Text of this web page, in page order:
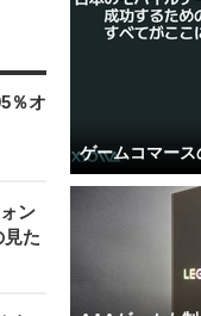
％オ
ン
た
ゲームコマー